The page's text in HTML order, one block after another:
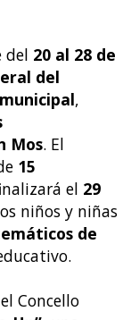
del 20 al 28 de
del
,
Mos. El
15
el 29
niños y niñas
de
Concello